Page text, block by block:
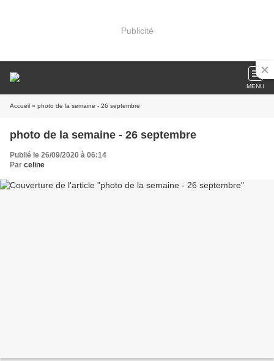
Publicité
MENU
Accueil » photo de la semaine - 26 septembre
photo de la semaine - 26 septembre
Publié le 26/09/2020 à 06:14
Par celine